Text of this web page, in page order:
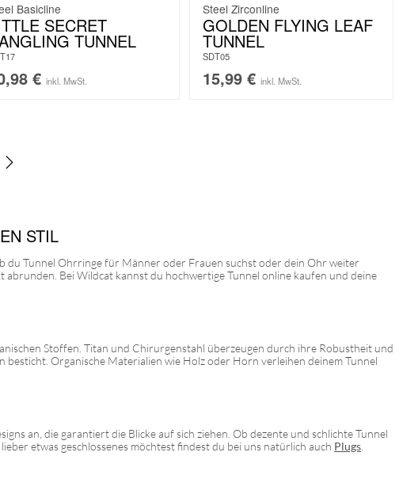
Basicline
SECRET
TUNNEL
€ inkl. MwSt.
Steel Zirconline
GOLDEN FLYING LEAF
TUNNEL
SDT05
15,99 € inkl. MwSt.
STIL
du Tunnel Ohrringe für Männer oder Frauen suchst oder dein Ohr weiter
Bei Wildcat kannst du hochwertige Tunnel online kaufen und deine
Stoffen. Titan und Chirurgenstahl überzeugen durch ihre Robustheit und
Organische Materialien wie Holz oder Horn verleihen deinem Tunnel
an, die garantiert die Blicke auf sich ziehen. Ob dezente und schlichte Tunnel
etwas geschlossenes möchtest findest du bei uns natürlich auch Plugs